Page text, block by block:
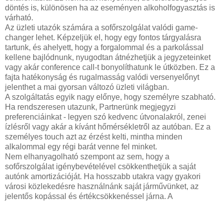
döntés is, különösen ha az eseményen alkoholfogyasztás is
várható.
Az üzleti utazók számára a sofőrszolgálat valódi game-
changer lehet. Képzeljük el, hogy egy fontos tárgyalásra
tartunk, és ahelyett, hogy a forgalommal és a parkolással
kellene bajlódnunk, nyugodtan átnézhetjük a jegyzeteinket
vagy akár conference call-t bonyolíthatunk le útközben. Ez a
fajta hatékonyság és rugalmasság valódi versenyelőnyt
jelenthet a mai gyorsan változó üzleti világban.
A szolgáltatás egyik nagy előnye, hogy személyre szabható.
Ha rendszeresen utazunk, Partnerünk megjegyzi
preferenciáinkat - legyen szó kedvenc útvonalakról, zenei
ízlésről vagy akár a kívánt hőmérsékletről az autóban. Ez a
személyes touch azt az érzést kelti, mintha minden
alkalommal egy régi barát venne fel minket.
Nem elhanyagolható szempont az sem, hogy a
sofőrszolgálat igénybevételével csökkenthetjük a saját
autónk amortizációját. Ha hosszabb utakra vagy gyakori
városi közlekedésre használnánk saját járművünket, az
jelentős kopással és értékcsökkenéssel járna. A